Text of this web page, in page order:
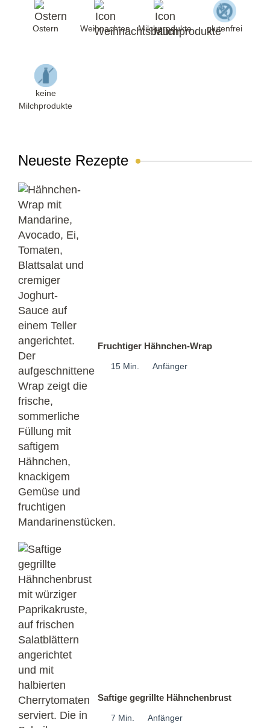
Ostern Weihnachten Milchprodukte glutenfrei
keine
Milchprodukte
Neueste Rezepte
Fruchtiger Hähnchen-Wrap
15 Min. Anfänger
Saftige gegrillte Hähnchenbrust
7 Min. Anfänger